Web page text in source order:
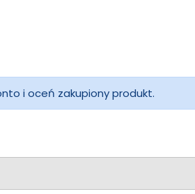
i oceń zakupiony produkt.